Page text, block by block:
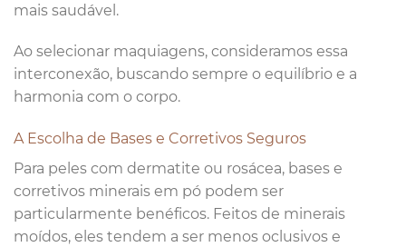
mais saudável.
Ao selecionar maquiagens, consideramos essa
interconexão, buscando sempre o equilíbrio e a
harmonia com o corpo.
A Escolha de Bases e Corretivos Seguros
Para peles com dermatite ou rosácea, bases e
corretivos minerais em pó podem ser
particularmente benéficos. Feitos de minerais
moídos, eles tendem a ser menos oclusivos e